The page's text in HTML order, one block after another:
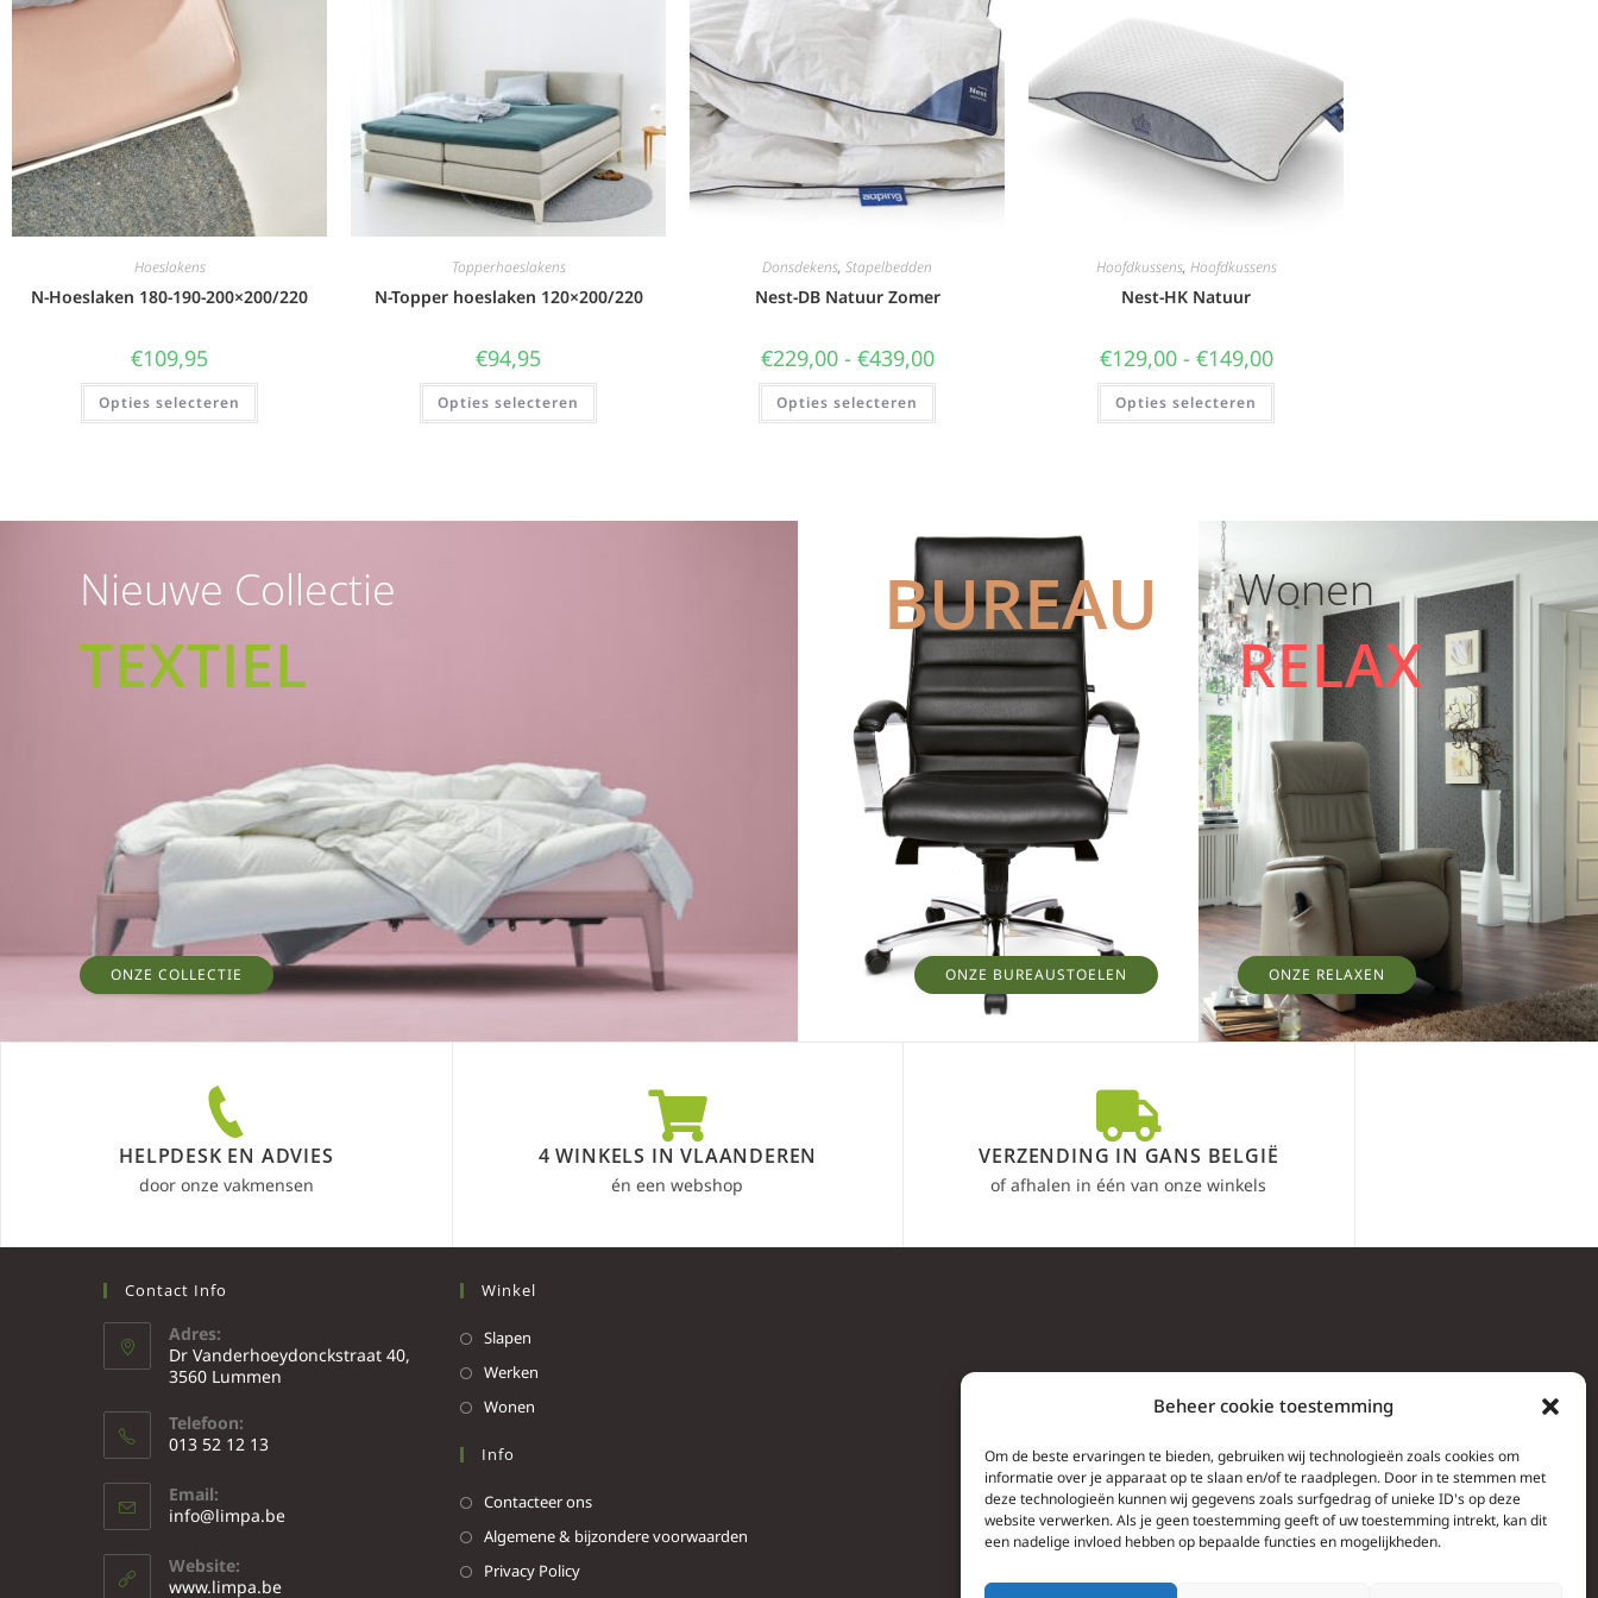
Beheer cookie toestemming
Om de beste ervaringen te bieden, gebruiken wij technologieën zoals cookies om
informatie over je apparaat op te slaan en/of te raadplegen. Door in te stemmen met
deze technologieën kunnen wij gegevens zoals surfgedrag of unieke ID's op deze
website verwerken. Als je geen toestemming geeft of uw toestemming intrekt, kan dit
een nadelige invloed hebben op bepaalde functies en mogelijkheden.
Hoeslakens
N-Hoeslaken 180-190-200×200/220
€109,95
Opties selecteren
Topperhoeslakens
N-Topper hoeslaken 120×200/220
€94,95
Opties selecteren
Donsdekens, Stapelbedden
Nest-DB Natuur Zomer
€229,00 - €439,00
Opties selecteren
Hoofdkussens, Hoofdkussens
Nest-HK Natuur
€129,00 - €149,00
Opties selecteren
Nieuwe Collectie
TEXTIEL
ONZE COLLECTIE
BUREAU
ONZE BUREAUSTOELEN
Wonen
RELAX
ONZE RELAXEN
HELPDESK EN ADVIES
door onze vakmensen
4 WINKELS IN VLAANDEREN
én een webshop
VERZENDING IN GANS BELGIË
of afhalen in één van onze winkels
Contact Info
Adres:
Dr Vanderhoeydonckstraat 40,
3560 Lummen
Telefoon:
013 52 12 13
Email:
info@limpa.be
Website:
www.limpa.be
Winkel
Slapen
Werken
Wonen
Info
Contacteer ons
Algemene & bijzondere voorwaarden
Privacy Policy